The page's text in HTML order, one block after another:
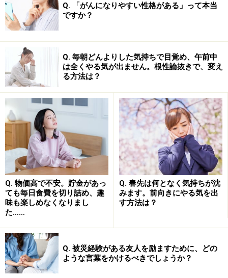
Q. 「がんになりやすい性格がある」って本当
ですか？
Q. 毎朝どんよりした気持ちで目覚め、午前中
は全くやる気が出ません。根性論抜きで、変え
る方法は？
Q. 物価高で不安。貯金があっ
ても毎日食費を切り詰め、趣
味も楽しめなくなりまし
た……
Q. 春先は何となく気持ちが沈
みます。前向きにやる気を出
す方法は？
Q. 被災経験がある友人を励ますために、どの
ような言葉をかけるべきでしょうか？